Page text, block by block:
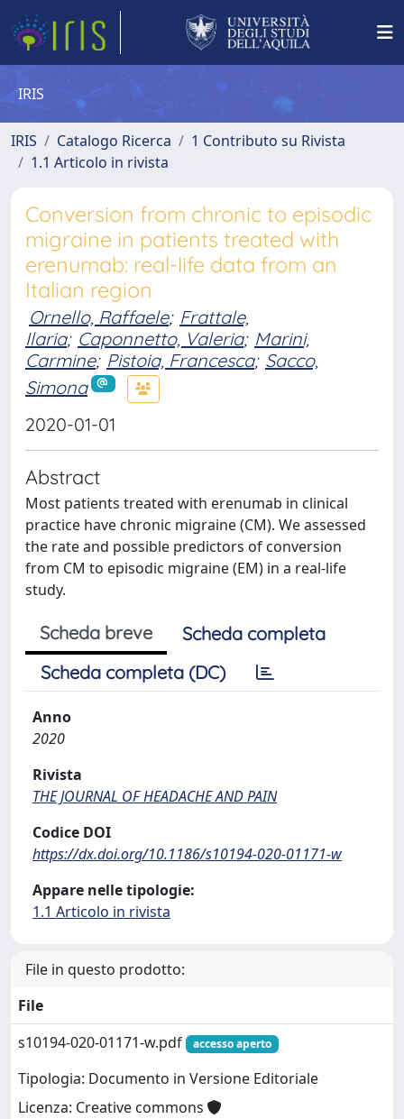
IRIS
IRIS Catalogo Ricerca
1 Contributo su Rivista
1.1 Articolo in rivista
Conversion from chronic to episodic
migraine in patients treated with
erenumab: real-life data from an
Italian region
Ornello, Raffaele; Frattale,
Ilaria; Caponnetto, Valeria; Marini,
Carmine; Pistoia, Francesca; Sacco,
Simona
2020-01-01
Abstract
Most patients treated with erenumab in clinical
practice have chronic migraine (CM). We assessed
the rate and possible predictors of conversion
from CM to episodic migraine (EM) in a real-life
study.
Scheda breve
Scheda completa
Scheda completa (DC)
Anno
2020
Rivista
THE JOURNAL OF HEADACHE AND PAIN
Codice DOI
https://dx.doi.org/10.1186/s10194-020-01171-w
Appare nelle tipologie:
1.1 Articolo in rivista
File in questo prodotto:
File
s10194-020-01171-w.pdf
accesso aperto
Tipologia: Documento in Versione Editoriale
Licenza: Creative commons